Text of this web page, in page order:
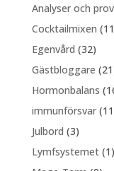
Analyser och
Cocktailmixen
Egenvård (32)
Gästbloggare
Hormonbalans
immunförsvar
Julbord (3)
Lymfsystemet(1)